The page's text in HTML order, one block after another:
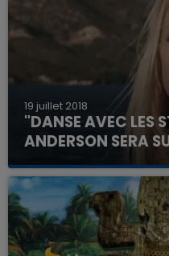
19 juillet 2018
"DANSE AVEC LES
ANDERSON SERA